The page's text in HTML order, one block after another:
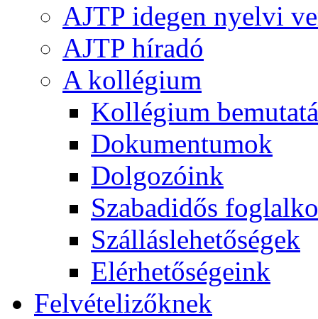
AJTP idegen nyelvi
AJTP híradó
A kollégium
Kollégium
Dokumentumok
Dolgozóink
Szabadidős
Szálláslehetőségek
Elérhetőségeink
Felvételizőknek